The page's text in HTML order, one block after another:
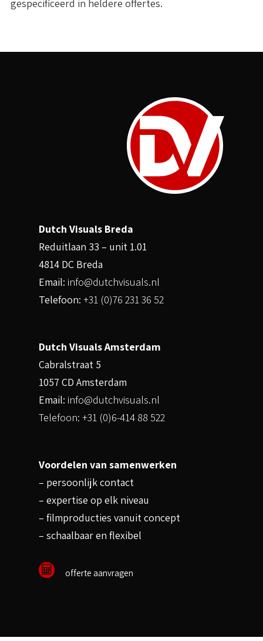
gespecificeerd in heldere offertes.
Dutch Visuals Breda
Reduitlaan 33 – unit 1.01
4814 DC Breda
Email: info@dutchvisuals.nl
Telefoon: +31 (0)76 231 36 52
Dutch Visuals Amsterdam
Cabralstraat 5
1057 CD Amsterdam
Email: info@dutchvisuals.nl
Telefoon: +31 (0)6-414 88 522
Voordelen van samenwerken
– persoonlijk contact
– expertise op elk niveau
– filmproducties vanuit concept
– schaalbaar en flexibel
offerte aanvragen